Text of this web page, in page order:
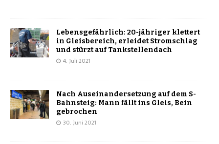
Lebensgefährlich: 20-jähriger klettert
in Gleisbereich, erleidet Stromschlag
und stürzt auf Tankstellendach
4. Juli 2021
Nach Auseinandersetzung auf dem S-
Bahnsteig: Mann fällt ins Gleis, Bein
gebrochen
30. Juni 2021